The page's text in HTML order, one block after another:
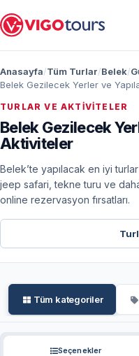
Anasayfa Tüm Turlar Belek
Belek Gezilecek Yerler ve
TURLAR VE AKTIVITELER
Belek Gezilecek
Aktiviteler
Belek’te yapılacak en iyi
jeep safari, tekne turu ve
online rezervasyon fırsatları.
Tüm kategoriler
Seçenekler